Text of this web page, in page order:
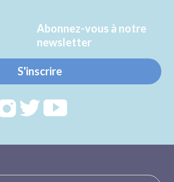
Abonnez-vous à notre
newsletter
S'inscrire
RejoignezRejoignezRejoignez